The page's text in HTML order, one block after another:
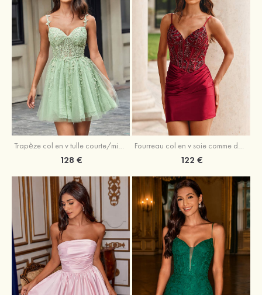
Trapèze col en v tulle courte/mini robe de fête de la rentrée avec perles
128 €
Fourreau col en v soie comme du satin courte/mini robe de fête de la rentrée avec paillettes
122 €